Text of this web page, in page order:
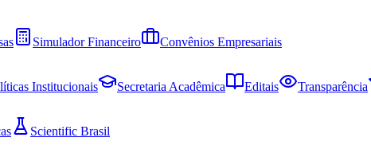
Simulador Financeiro
Convênios Empresariais
Institucionais Secretaria Acadêmica Editais
Transparência
Scientific Brasil